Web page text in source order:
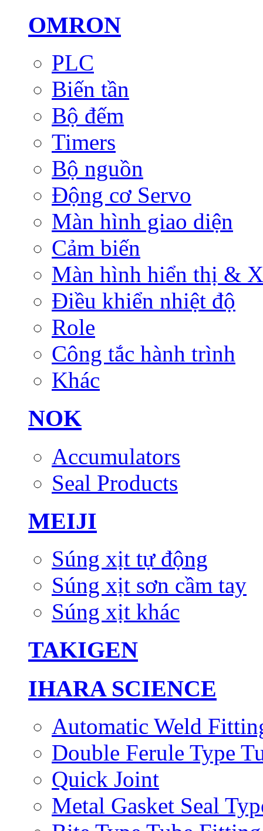
OMRON
PLC
Biến tần
Bộ đếm
Timers
Bộ nguồn
Động cơ Servo
Màn hình giao diện
Cảm biến
Màn hình hiển thị &
Điều khiển nhiệt độ
Role
Công tắc hành trình
Khác
NOK
Accumulators
Seal Products
MEIJI
Súng xịt tự động
Súng xịt sơn cầm tay
Súng xịt khác
TAKIGEN
IHARA SCIENCE
Automatic Weld
Double Ferule Type
Quick Joint
Metal Gasket Seal